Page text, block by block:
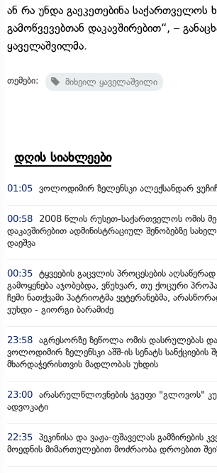
ან რა უნდა გაეკეთებინა საქართველოს
გამოწვევებთან დაკავშირებით“, –
ყაველაშვილმა.
თემები: მიხეილ ყაველაშვილი
დღის სიახლეები
01:05 ვოლოდიმირ ზელენსკი ალექსანდარ
00:58
2008 წლის რუსეთ-საქართველოს ომის
დაკავშირებით ადმინისტრაციულ შენობებზე
დაეშვა
00:35 ტყვეების გაცვლის პროცესების აღსაწერად
გამოყენება აჯობებდა, ვწუხვარ, თუ ქოცური
ჩემი ნათქვამი პატრიოტმა ვეტერანებმა,
ვუხდი - გიორგი ბარამიძე
23:58 აგრესორზე ზეწოლა ომის დასრულებას
ვოლოდიმირ ზელენსკი აშშ-ის სენატს სანქციების
მხარდაჭერისთვის მადლობას უხდის
23:00 არასრულწლოვნების ჯგუფი "გლოვოს"
ადვოკატი
22:35 პეკინისა და ვაჟა-ფშაველას გამზირების
მოედნის მიმართულებით მოძრაობა დროებით